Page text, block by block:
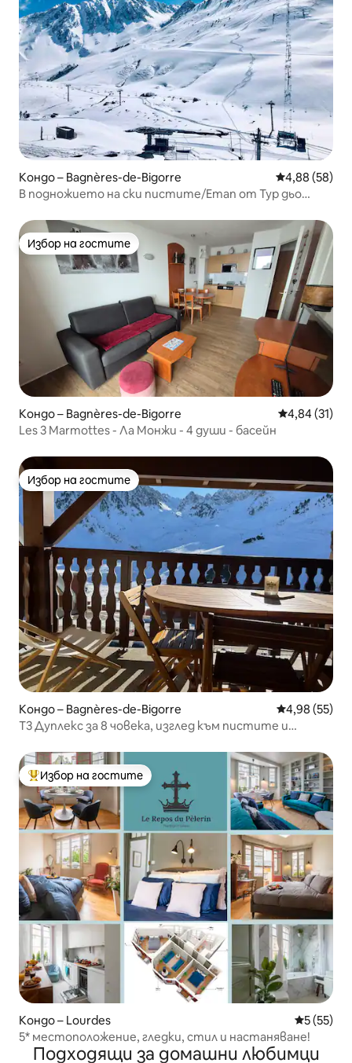
Кондо – Bagnères-de-Bigorre Средна
4,88 (58)
В подножието на ски пистите/Етап от Тур дьо
Избор на гостите
Избор на гостите
Кондо – Bagnères-de-Bigorre Средна
4,84 (31)
Les 3 Marmottes - Ла Монжи - 4 души - басейн
Избор на гостите
Избор на гостите
Кондо – Bagnères-de-Bigorre Средна
4,98 (55)
T3 Дуплекс за 8 човека, изглед към пистите и
Най-популярен избор на гостите
Избор на гостите
Кондо – Lourdes Средна
5 (55)
5* местоположение, гледки, стил и настаняване!
Подходящи за домашни любимци